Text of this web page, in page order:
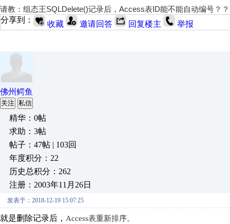
请教：组态王SQLDelete()记录后，Access表ID能不能自动编号？
分享到：
收藏 邀请回答 回复楼主 举报
佛州鳄鱼
关注 私信
精华：0帖
求助：3帖
帖子：47帖 | 103回
年度积分：22
历史总积分：262
注册：2003年11月26日
发表于：2018-12-19 15:07:25
就是删除记录后， Access表重新排序。